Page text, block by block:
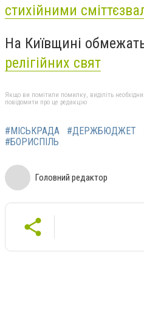
стихійними
На Київщині
релігійних свят
Якщо ви помітили помилку, виділіть
повідомити про це редакцію
#МІСЬКРАДА #ДЕРЖБЮДЖЕТ
#БОРИСПІЛЬ
Головний редактор